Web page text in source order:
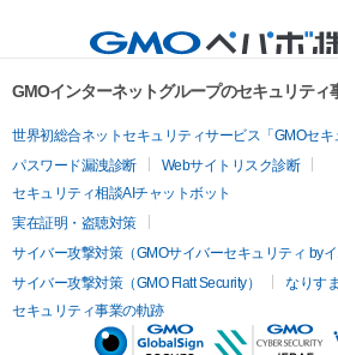
GMOインターネットグループのセキュリティ
世界初総合ネットセキュリティサービス「GMOセキ
パスワード漏洩診断
Webサイトリスク診断
セキュリティ相談AIチャットボット
実在証明・盗聴対策
サイバー攻撃対策（GMOサイバーセキュリティ byイ
サイバー攻撃対策（GMO Flatt Security）
なりす
セキュリティ事業の軌跡